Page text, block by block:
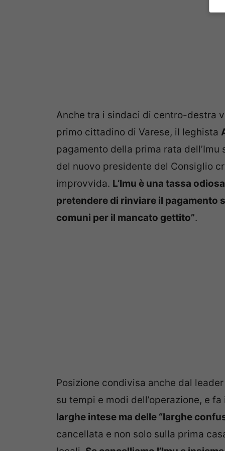
Anche tra i sindaci di centro-destra
primo cittadino di Varese, il leghista
pagamento della prima rata dell’Imu
del nuovo presidente del Consiglio
improvvida. L’Imu è una tassa
pretendere di rinviare il pagamento
comuni per il mancato gettito”.
Posizione condivisa anche dal
su tempi e modi dell’operazione, e
larghe intese ma delle “larghe
cancellata e non solo sulla prima